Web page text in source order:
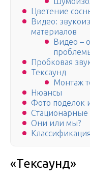
Цветение
Видео:
материалов
Видео –
Пробковая
Тексаунд
Монтаж
Нюансы
Фото поделок
Стационарные
Они или мы?
«Тексаунд»